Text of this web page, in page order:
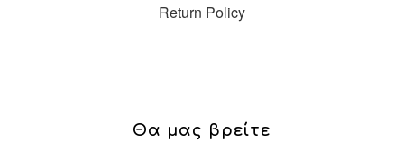
Return Policy
Θα μας βρείτε